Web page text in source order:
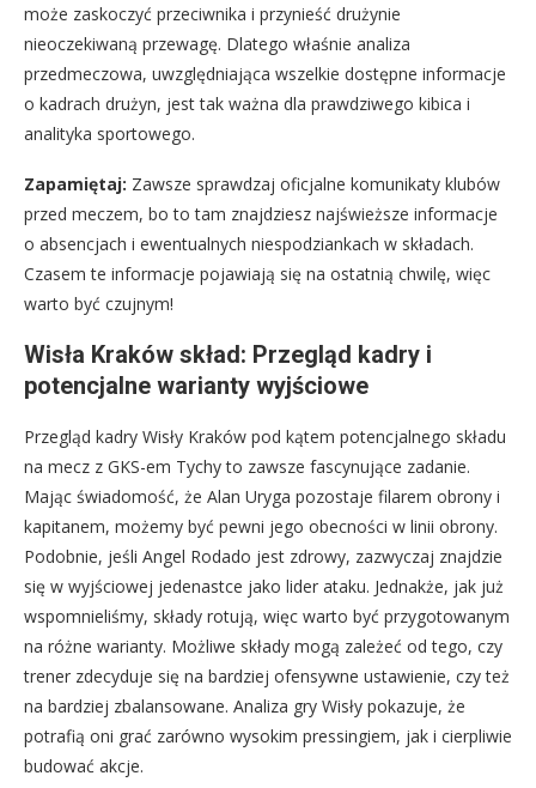
może zaskoczyć przeciwnika i przynieść drużynie
nieoczekiwaną przewagę. Dlatego właśnie analiza
przedmeczowa, uwzględniająca wszelkie dostępne informacje
o kadrach drużyn, jest tak ważna dla prawdziwego kibica i
analityka sportowego.
Zapamiętaj: Zawsze sprawdzaj oficjalne komunikaty klubów
przed meczem, bo to tam znajdziesz najświeższe informacje
o absencjach i ewentualnych niespodziankach w składach.
Czasem te informacje pojawiają się na ostatnią chwilę, więc
warto być czujnym!
Wisła Kraków skład: Przegląd kadry i
potencjalne warianty wyjściowe
Przegląd kadry Wisły Kraków pod kątem potencjalnego składu
na mecz z GKS-em Tychy to zawsze fascynujące zadanie.
Mając świadomość, że Alan Uryga pozostaje filarem obrony i
kapitanem, możemy być pewni jego obecności w linii obrony.
Podobnie, jeśli Angel Rodado jest zdrowy, zazwyczaj znajdzie
się w wyjściowej jedenastce jako lider ataku. Jednakże, jak już
wspomnieliśmy, składy rotują, więc warto być przygotowanym
na różne warianty. Możliwe składy mogą zależeć od tego, czy
trener zdecyduje się na bardziej ofensywne ustawienie, czy też
na bardziej zbalansowane. Analiza gry Wisły pokazuje, że
potrafią oni grać zarówno wysokim pressingiem, jak i cierpliwie
budować akcje.